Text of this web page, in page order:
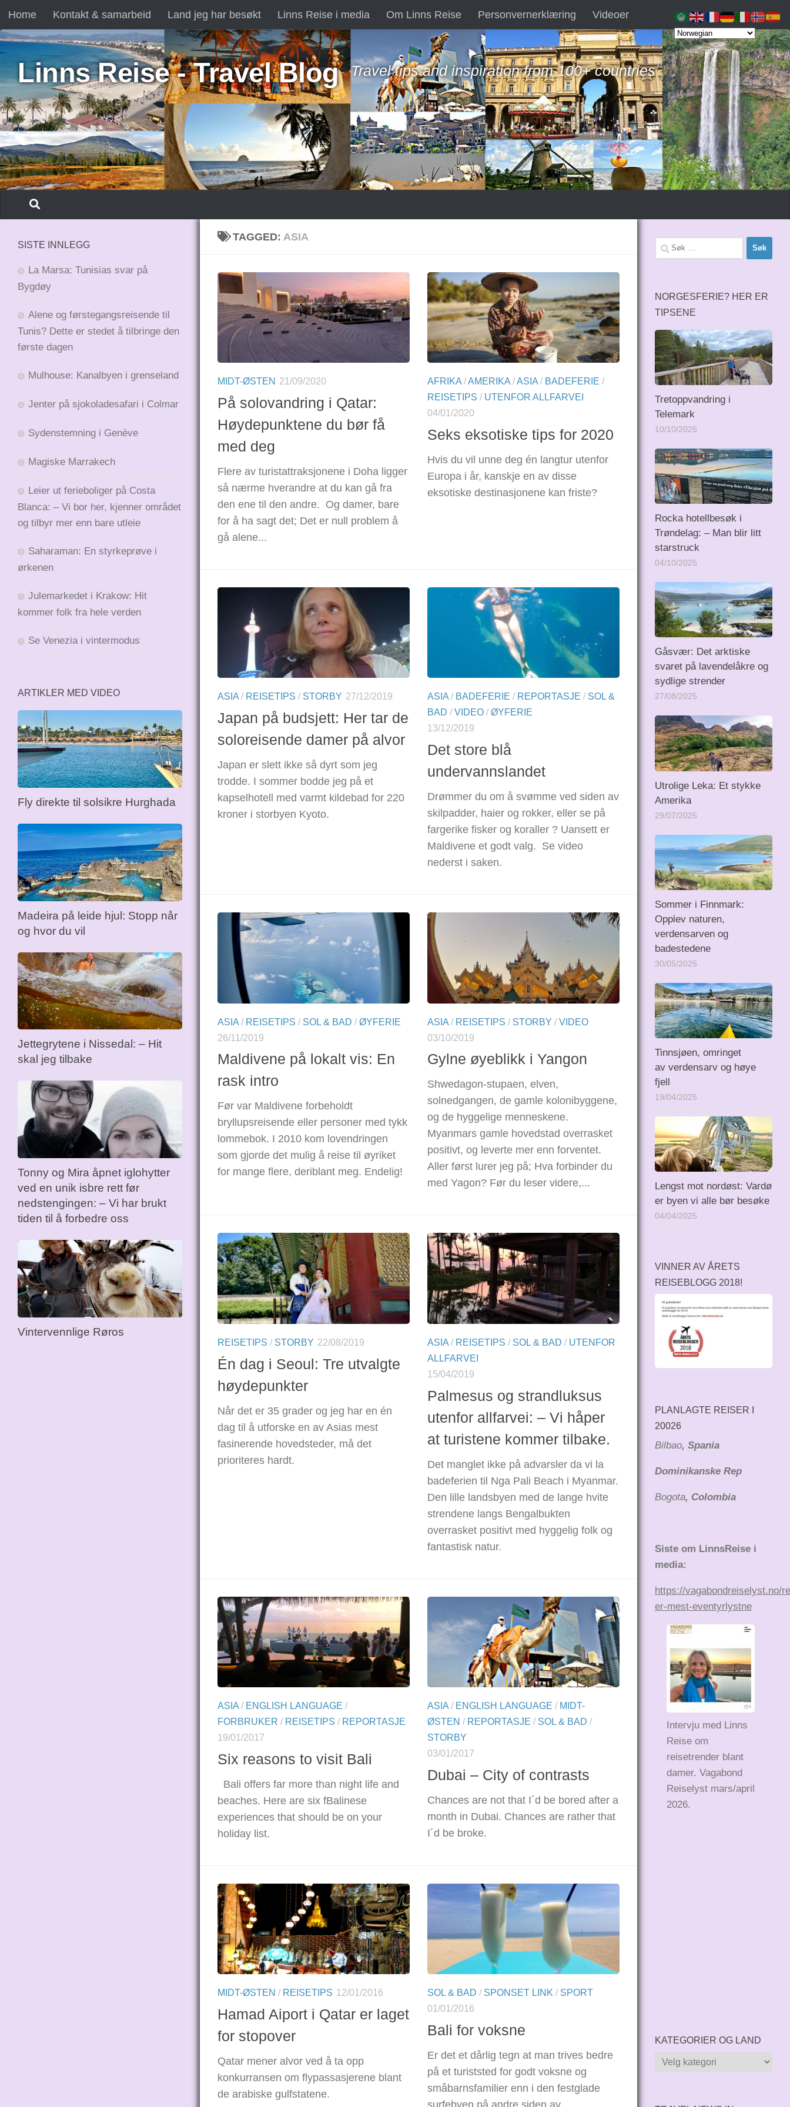
Skip to content
Home Kontakt & samarbeid Land jeg har besøkt Linns Reise i media Om Linns Reise Personvernerklæring Videoer
Linns Reise - Travel Blog Travel tips and inspiration from 100+ countries
TAGGED: ASIA
MIDT-ØSTEN 21/09/2020
På solovandring i Qatar:
Høydepunktene du bør få
med deg
Flere av turistattraksjonene i Doha ligger
så nærme hverandre at du kan gå fra
den ene til den andre. Og damer, bare
for å ha sagt det; Det er null problem å
gå alene...
AFRIKA /AMERIKA /ASIA / BADEFERIE /
REISETIPS / UTENFOR ALLFARVEI
04/01/2020
Seks eksotiske tips for 2020
Hvis du vil unne deg én langtur utenfor
Europa i år, kanskje en av disse
eksotiske destinasjonene kan friste?
ASIA / REISETIPS / STORBY 27/12/2019
Japan på budsjett: Her tar de
soloreisende damer på alvor
Japan er slett ikke så dyrt som jeg
trodde. I sommer bodde jeg på et
kapselhotell med varmt kildebad for 220
kroner i storbyen Kyoto.
ASIA / BADEFERIE / REPORTASJE / SOL &
BAD / VIDEO / ØYFERIE
13/12/2019
Det store blå
undervannslandet
Drømmer du om å svømme ved siden av
skilpadder, haier og rokker, eller se på
fargerike fisker og koraller ? Uansett er
Maldivene et godt valg. Se video
nederst i saken.
ASIA / REISETIPS / SOL & BAD / ØYFERIE
26/11/2019
Maldivene på lokalt vis: En
rask intro
Før var Maldivene forbeholdt
bryllupsreisende eller personer med tykk
lommebok. I 2010 kom lovendringen
som gjorde det mulig å reise til øyriket
for mange flere, deriblant meg. Endelig!
ASIA / REISETIPS / STORBY / VIDEO
03/10/2019
Gylne øyeblikk i Yangon
Shwedagon-stupaen, elven,
solnedgangen, de gamle kolonibyggene,
og de hyggelige menneskene.
Myanmars gamle hovedstad overrasket
positivt, og leverte mer enn forventet.
Aller først lurer jeg på; Hva forbinder du
med Yagon? Før du leser videre,...
REISETIPS / STORBY 22/08/2019
Én dag i Seoul: Tre utvalgte
høydepunkter
Når det er 35 grader og jeg har en én
dag til å utforske en av Asias mest
fasinerende hovedsteder, må det
prioriteres hardt.
ASIA / REISETIPS / SOL & BAD / UTENFOR
ALLFARVEI
15/04/2019
Palmesus og strandluksus
utenfor allfarvei: – Vi håper
at turistene kommer tilbake.
Det manglet ikke på advarsler da vi la
badeferien til Nga Pali Beach i Myanmar.
Den lille landsbyen med de lange hvite
strendene langs Bengalbukten
overrasket positivt med hyggelig folk og
fantastisk natur.
ASIA / ENGLISH LANGUAGE /
FORBRUKER / REISETIPS / REPORTASJE
19/01/2017
Six reasons to visit Bali
Bali offers far more than night life and
beaches. Here are six fBalinese
experiences that should be on your
holiday list.
ASIA / ENGLISH LANGUAGE / MIDT-
ØSTEN / REPORTASJE / SOL & BAD /
STORBY
03/01/2017
Dubai – City of contrasts
Chances are not that I´d be bored after a
month in Dubai. Chances are rather that
I´d be broke.
MIDT-ØSTEN / REISETIPS 12/01/2016
Hamad Aiport i Qatar er laget
for stopover
Qatar mener alvor ved å ta opp
konkurransen om flypassasjerene blant
de arabiske gulfstatene.
SOL & BAD / SPONSET LINK / SPORT
01/01/2016
Bali for voksne
Er det et dårlig tegn at man trives bedre
på et turiststed for godt voksne og
småbarnsfamilier enn i den festglade
surfebyen på andre siden av
SISTE INNLEGG
La Marsa: Tunisias svar på
Bygdøy
Alene og førstegangsreisende til
Tunis? Dette er stedet å tilbringe den
første dagen
Mulhouse: Kanalbyen i grenseland
Jenter på sjokoladesafari i Colmar
Sydenstemning i Genève
Magiske Marrakech
Leier ut ferieboliger på Costa
Blanca: – Vi bor her, kjenner området
og tilbyr mer enn bare utleie
Saharaman: En styrkeprøve i
ørkenen
Julemarkedet i Krakow: Hit
kommer folk fra hele verden
Se Venezia i vintermodus
ARTIKLER MED VIDEO
Fly direkte til solsikre Hurghada
Madeira på leide hjul: Stopp når
og hvor du vil
Jettegrytene i Nissedal: – Hit
skal jeg tilbake
Tonny og Mira åpnet iglohytter
ved en unik isbre rett før
nedstengingen: – Vi har brukt
tiden til å forbedre oss
Vintervennlige Røros
Søk
etter:
NORGESFERIE? HER ER
TIPSENE
Tretoppvandring i
Telemark
10/10/2025
Rocka hotellbesøk i
Trøndelag: – Man blir litt
starstruck
04/10/2025
Gåsvær: Det arktiske
svaret på lavendelåkre og
sydlige strender
27/08/2025
Utrolige Leka: Et stykke
Amerika
29/07/2025
Sommer i Finnmark:
Opplev naturen,
verdensarven og
badestedene
30/05/2025
Tinnsjøen, omringet
av verdensarv og høye
fjell
19/04/2025
Lengst mot nordøst: Vardø
er byen vi alle bør besøke
04/04/2025
VINNER AV ÅRETS
REISEBLOGG 2018!
PLANLAGTE REISER I
20026
Bilbao, Spania
Dominikanske Rep
Bogota, Colombia
Siste om LinnsReise i
media:
https://vagabondreiselyst.no/
er-mest-eventyrlystne
Intervju med Linns
Reise om
reisetrender blant
damer. Vagabond
Reiselyst mars/april
2026.
KATEGORIER OG LAND
Kategorier